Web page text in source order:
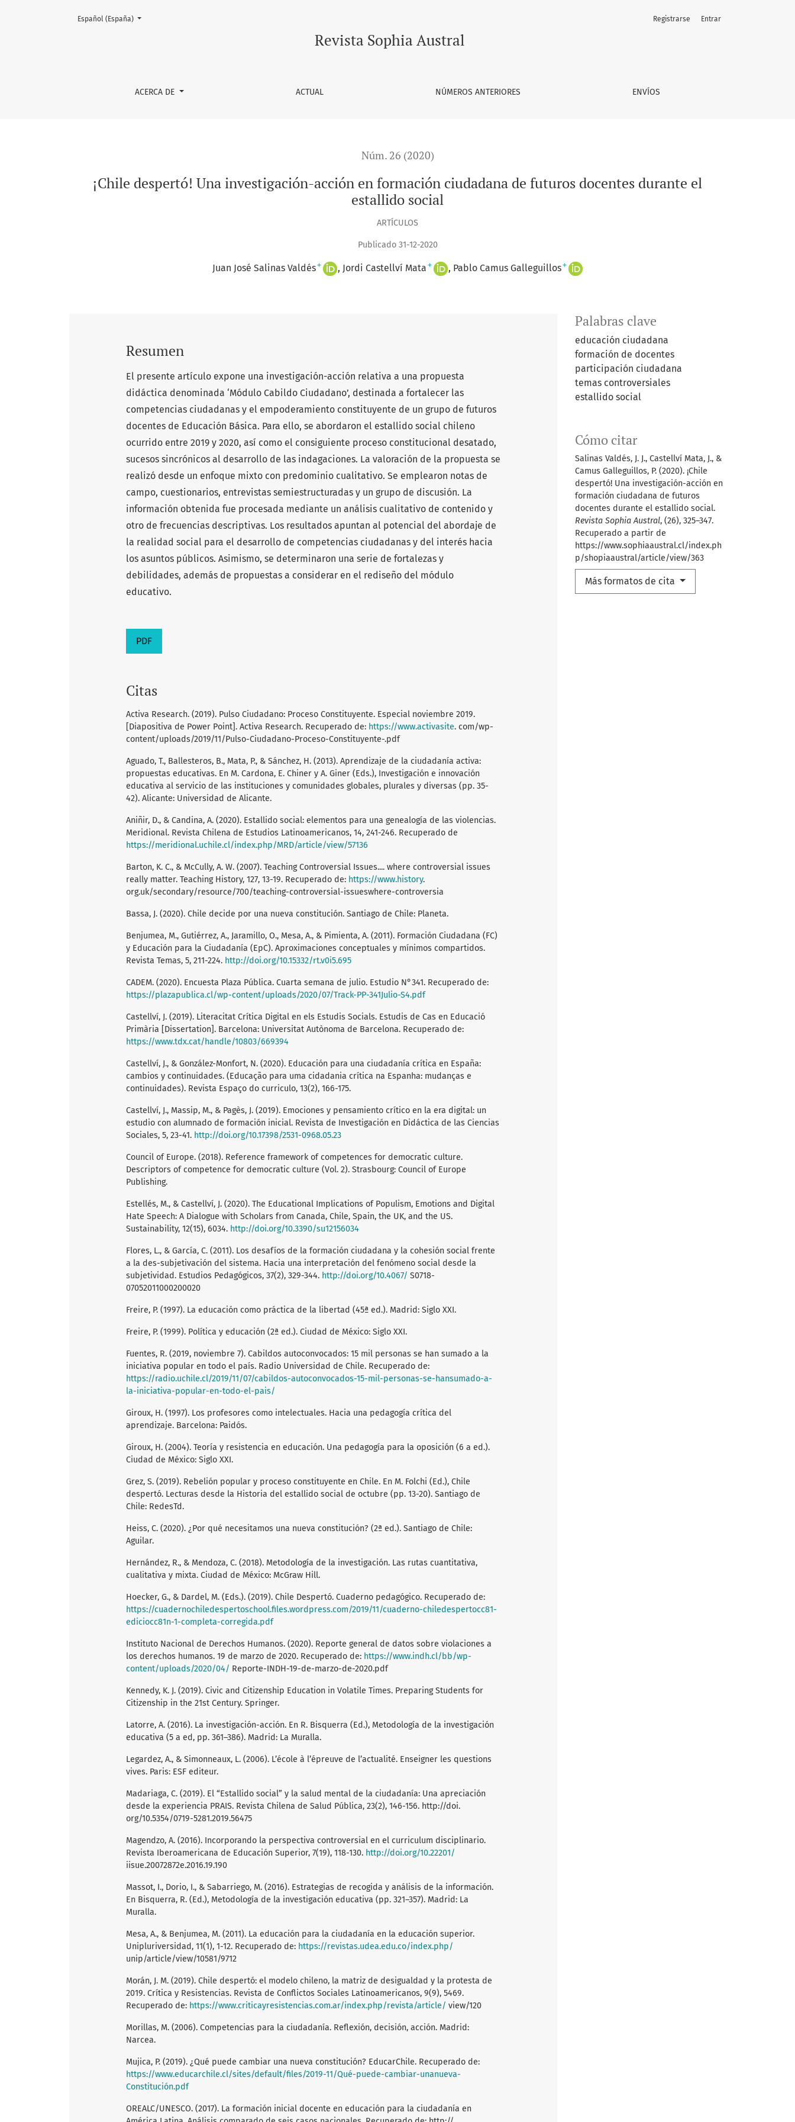
¡Chile despertó! Una investigación-acción en formación ciudadana de futuros docentes durante el estallido social
Revista Sophia Austral
ACERCA DE ACTUAL NÚMEROS ANTERIORES ENVÍOS
Registrarse Entrar
Cambiar el idioma. El actual es:
Español (España)
Núm. 26 (2020)
¡Chile despertó! Una investigación-acción en formación ciudadana de futuros docentes durante el
estallido social
ARTÍCULOS
Publicado 31-12-2020
Juan José Salinas Valdés+ Jordi Castellví Mata + Pablo Camus Galleguillos+
Palabras clave
educación ciudadana
formación de docentes
participación ciudadana
temas controversiales
estallido social
Cómo citar
Salinas Valdés, J. J., Castellví Mata, J., &
Camus Galleguillos, P. (2020). ¡Chile
despertó! Una investigación-acción en
formación ciudadana de futuros
docentes durante el estallido social.
Revista Sophia Austral, (26), 325–347.
Recuperado a partir de
https://www.sophiaaustral.cl/index.ph
p/shopiaaustral/article/view/363
Más formatos de cita
Resumen
El presente artículo expone una investigación-acción relativa a una propuesta
didáctica denominada ‘Módulo Cabildo Ciudadano’, destinada a fortalecer las
competencias ciudadanas y el empoderamiento constituyente de un grupo de futuros
docentes de Educación Básica. Para ello, se abordaron el estallido social chileno
ocurrido entre 2019 y 2020, así como el consiguiente proceso constitucional desatado,
sucesos sincrónicos al desarrollo de las indagaciones. La valoración de la propuesta se
realizó desde un enfoque mixto con predominio cualitativo. Se emplearon notas de
campo, cuestionarios, entrevistas semiestructuradas y un grupo de discusión. La
información obtenida fue procesada mediante un análisis cualitativo de contenido y
otro de frecuencias descriptivas. Los resultados apuntan al potencial del abordaje de
la realidad social para el desarrollo de competencias ciudadanas y del interés hacia
los asuntos públicos. Asimismo, se determinaron una serie de fortalezas y
debilidades, además de propuestas a considerar en el rediseño del módulo
educativo.
PDF
Citas
Activa Research. (2019). Pulso Ciudadano: Proceso Constituyente. Especial noviembre 2019.
[Diapositiva de Power Point]. Activa Research. Recuperado de: https://www.activasite. com/wp-
content/uploads/2019/11/Pulso-Ciudadano-Proceso-Constituyente-.pdf
Aguado, T., Ballesteros, B., Mata, P., & Sánchez, H. (2013). Aprendizaje de la ciudadanía activa:
propuestas educativas. En M. Cardona, E. Chiner y A. Giner (Eds.), Investigación e innovación
educativa al servicio de las instituciones y comunidades globales, plurales y diversas (pp. 35-
42). Alicante: Universidad de Alicante.
Aniñir, D., & Candina, A. (2020). Estallido social: elementos para una genealogía de las violencias.
Meridional. Revista Chilena de Estudios Latinoamericanos, 14, 241-246. Recuperado de
https://meridional.uchile.cl/index.php/MRD/article/view/57136
Barton, K. C., & McCully, A. W. (2007). Teaching Controversial Issues.... where controversial issues
really matter. Teaching History, 127, 13-19. Recuperado de: https://www.history.
org.uk/secondary/resource/700/teaching-controversial-issueswhere-controversia
Bassa, J. (2020). Chile decide por una nueva constitución. Santiago de Chile: Planeta.
Benjumea, M., Gutiérrez, A., Jaramillo, O., Mesa, A., & Pimienta, A. (2011). Formación Ciudadana (FC)
y Educación para la Ciudadanía (EpC). Aproximaciones conceptuales y mínimos compartidos.
Revista Temas, 5, 211-224. http://doi.org/10.15332/rt.v0i5.695
CADEM. (2020). Encuesta Plaza Pública. Cuarta semana de julio. Estudio N°341. Recuperado de:
https://plazapublica.cl/wp-content/uploads/2020/07/Track-PP-341Julio-S4.pdf
Castellví, J. (2019). Literacitat Crítica Digital en els Estudis Socials. Estudis de Cas en Educació
Primària [Dissertation]. Barcelona: Universitat Autònoma de Barcelona. Recuperado de:
https://www.tdx.cat/handle/10803/669394
Castellví, J., & González-Monfort, N. (2020). Educación para una ciudadanía crítica en España:
cambios y continuidades. (Educação para uma cidadania crítica na Espanha: mudanças e
continuidades). Revista Espaço do curriculo, 13(2), 166-175.
Castellví, J., Massip, M., & Pagès, J. (2019). Emociones y pensamiento crítico en la era digital: un
estudio con alumnado de formación inicial. Revista de Investigación en Didáctica de las Ciencias
Sociales, 5, 23-41. http://doi.org/10.17398/2531-0968.05.23
Council of Europe. (2018). Reference framework of competences for democratic culture.
Descriptors of competence for democratic culture (Vol. 2). Strasbourg: Council of Europe
Publishing.
Estellés, M., & Castellví, J. (2020). The Educational Implications of Populism, Emotions and Digital
Hate Speech: A Dialogue with Scholars from Canada, Chile, Spain, the UK, and the US.
Sustainability, 12(15), 6034. http://doi.org/10.3390/su12156034
Flores, L., & García, C. (2011). Los desafíos de la formación ciudadana y la cohesión social frente
a la des-subjetivación del sistema. Hacia una interpretación del fenómeno social desde la
subjetividad. Estudios Pedagógicos, 37(2), 329-344. http://doi.org/10.4067/ S0718-
07052011000200020
Freire, P. (1997). La educación como práctica de la libertad (45ª ed.). Madrid: Siglo XXI.
Freire, P. (1999). Política y educación (2ª ed.). Ciudad de México: Siglo XXI.
Fuentes, R. (2019, noviembre 7). Cabildos autoconvocados: 15 mil personas se han sumado a la
iniciativa popular en todo el país. Radio Universidad de Chile. Recuperado de:
https://radio.uchile.cl/2019/11/07/cabildos-autoconvocados-15-mil-personas-se-hansumado-a-
la-iniciativa-popular-en-todo-el-pais/
Giroux, H. (1997). Los profesores como intelectuales. Hacia una pedagogía crítica del
aprendizaje. Barcelona: Paidós.
Giroux, H. (2004). Teoría y resistencia en educación. Una pedagogía para la oposición (6 a ed.).
Ciudad de México: Siglo XXI.
Grez, S. (2019). Rebelión popular y proceso constituyente en Chile. En M. Folchi (Ed.), Chile
despertó. Lecturas desde la Historia del estallido social de octubre (pp. 13-20). Santiago de
Chile: RedesTd.
Heiss, C. (2020). ¿Por qué necesitamos una nueva constitución? (2ª ed.). Santiago de Chile:
Aguilar.
Hernández, R., & Mendoza, C. (2018). Metodología de la investigación. Las rutas cuantitativa,
cualitativa y mixta. Ciudad de México: McGraw Hill.
Hoecker, G., & Dardel, M. (Eds.). (2019). Chile Despertó. Cuaderno pedagógico. Recuperado de:
https://cuadernochiledespertoschool.files.wordpress.com/2019/11/cuaderno-chiledespertocc81-
ediciocc81n-1-completa-corregida.pdf
Instituto Nacional de Derechos Humanos. (2020). Reporte general de datos sobre violaciones a
los derechos humanos. 19 de marzo de 2020. Recuperado de: https://www.indh.cl/bb/wp-
content/uploads/2020/04/ Reporte-INDH-19-de-marzo-de-2020.pdf
Kennedy, K. J. (2019). Civic and Citizenship Education in Volatile Times. Preparing Students for
Citizenship in the 21st Century. Springer.
Latorre, A. (2016). La investigación-acción. En R. Bisquerra (Ed.), Metodología de la investigación
educativa (5 a ed, pp. 361–386). Madrid: La Muralla.
Legardez, A., & Simonneaux, L. (2006). L’école à l’épreuve de l’actualité. Enseigner les questions
vives. Paris: ESF editeur.
Madariaga, C. (2019). El “Estallido social” y la salud mental de la ciudadanía: Una apreciación
desde la experiencia PRAIS. Revista Chilena de Salud Pública, 23(2), 146-156. http://doi.
org/10.5354/0719-5281.2019.56475
Magendzo, A. (2016). Incorporando la perspectiva controversial en el curriculum disciplinario.
Revista Iberoamericana de Educación Superior, 7(19), 118-130. http://doi.org/10.22201/
iisue.20072872e.2016.19.190
Massot, I., Dorio, I., & Sabarriego, M. (2016). Estrategias de recogida y análisis de la información.
En Bisquerra, R. (Ed.), Metodología de la investigación educativa (pp. 321–357). Madrid: La
Muralla.
Mesa, A., & Benjumea, M. (2011). La educación para la ciudadanía en la educación superior.
Unipluriversidad, 11(1), 1-12. Recuperado de: https://revistas.udea.edu.co/index.php/
unip/article/view/10581/9712
Morán, J. M. (2019). Chile despertó: el modelo chileno, la matriz de desigualdad y la protesta de
2019. Crítica y Resistencias. Revista de Conflictos Sociales Latinoamericanos, 9(9), 5469.
Recuperado de: https://www.criticayresistencias.com.ar/index.php/revista/article/ view/120
Morillas, M. (2006). Competencias para la ciudadanía. Reflexión, decisión, acción. Madrid:
Narcea.
Mujica, P. (2019). ¿Qué puede cambiar una nueva constitución? EducarChile. Recuperado de:
https://www.educarchile.cl/sites/default/files/2019-11/Qué-puede-cambiar-unanueva-
Constitución.pdf
OREALC/UNESCO. (2017). La formación inicial docente en educación para la ciudadanía en